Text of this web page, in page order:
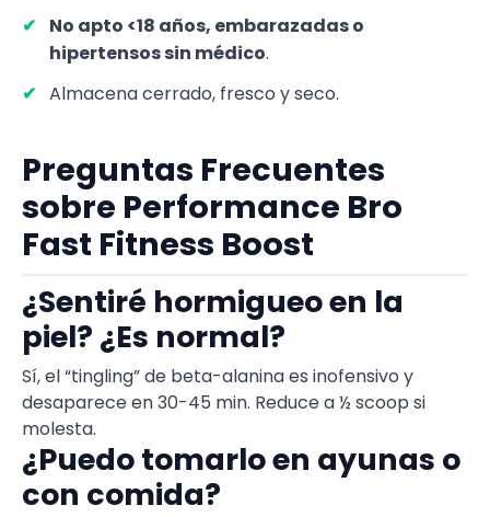
No apto <18 años, embarazadas o
hipertensos sin médico.
Almacena cerrado, fresco y seco.
Preguntas Frecuentes
sobre Performance Bro
Fast Fitness Boost
¿Sentiré hormigueo en la
piel? ¿Es normal?
Sí, el “tingling” de beta-alanina es inofensivo y
desaparece en 30-45 min. Reduce a ½ scoop si
molesta.
¿Puedo tomarlo en ayunas o
con comida?